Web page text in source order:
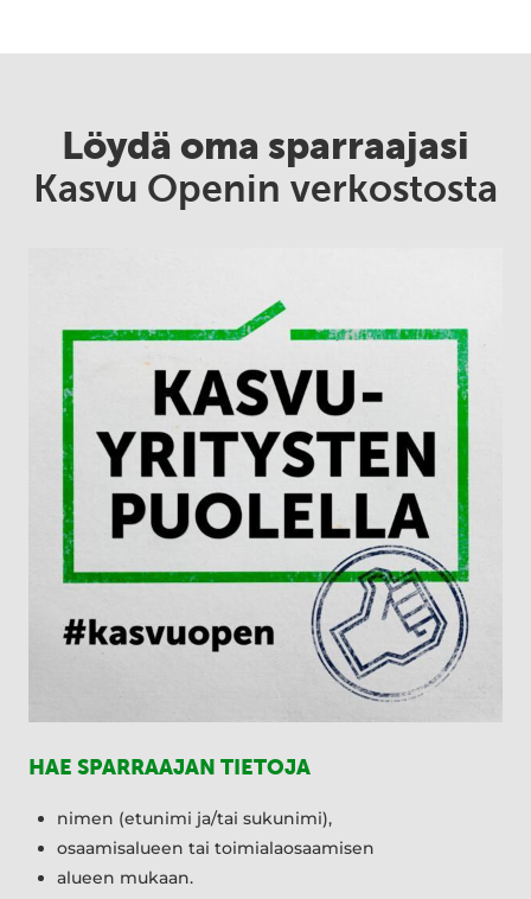
Löydä oma sparraajasi
Kasvu Openin verkostosta
HAE SPARRAAJAN TIETOJA
nimen (etunimi ja/tai sukunimi),
osaamisalueen tai toimialaosaamisen
alueen mukaan.